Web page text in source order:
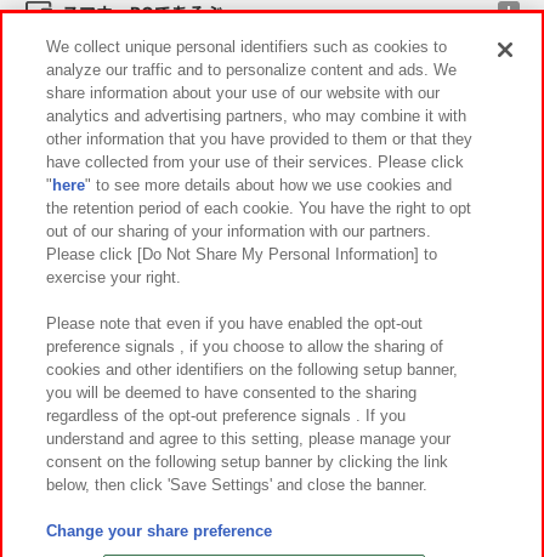
スマホ・PCであそぶ
イベント・キャンペーン
関連会社 サステナビリティ サイトポリシー
プライバシーポリシー ウェブアクセシビリティ方針と検証結果
お取引先さまとともに
カスタマーハラスメント対応方針 よくあるご質問・お問い合わせ
©Bandai Namco Amusement Inc.
©Bandai Namco Amusement Lab Inc.
We collect unique personal identifiers such as cookies to
analyze our traffic and to personalize content and ads. We
share information about your use of our website with our
analytics and advertising partners, who may combine it with
other information that you have provided to them or that they
have collected from your use of their services. Please click
" here" to see more details about how we use cookies and
the retention period of each cookie. You have the right to opt
out of our sharing of your information with our partners.
Please click [Do Not Share My Personal Information] to
exercise your right.
Please note that even if you have enabled the opt-out
preference signals , if you choose to allow the sharing of
cookies and other identifiers on the following setup banner,
you will be deemed to have consented to the sharing
regardless of the opt-out preference signals . If you
understand and agree to this setting, please manage your
consent on the following setup banner by clicking the link
below, then click 'Save Settings' and close the banner.
Change your share preference